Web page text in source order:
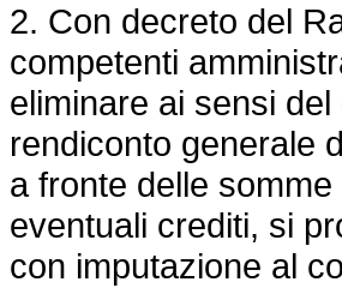
2. Con decreto del
competenti
eliminare ai sensi
rendiconto generale
a fronte delle
eventuali crediti, si
con imputazione al